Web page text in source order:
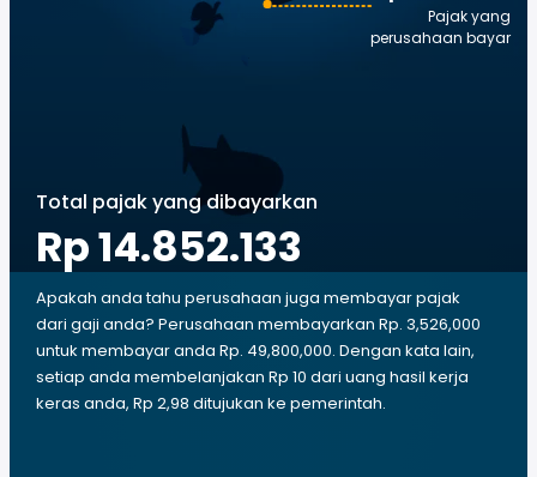
Pajak yang
perusahaan bayar
Total pajak yang dibayarkan
Rp 14.852.133
Apakah anda tahu perusahaan juga membayar pajak
dari gaji anda? Perusahaan membayarkan Rp. 3,526,000
untuk membayar anda Rp. 49,800,000. Dengan kata lain,
setiap anda membelanjakan Rp 10 dari uang hasil kerja
keras anda, Rp 2,98 ditujukan ke pemerintah.